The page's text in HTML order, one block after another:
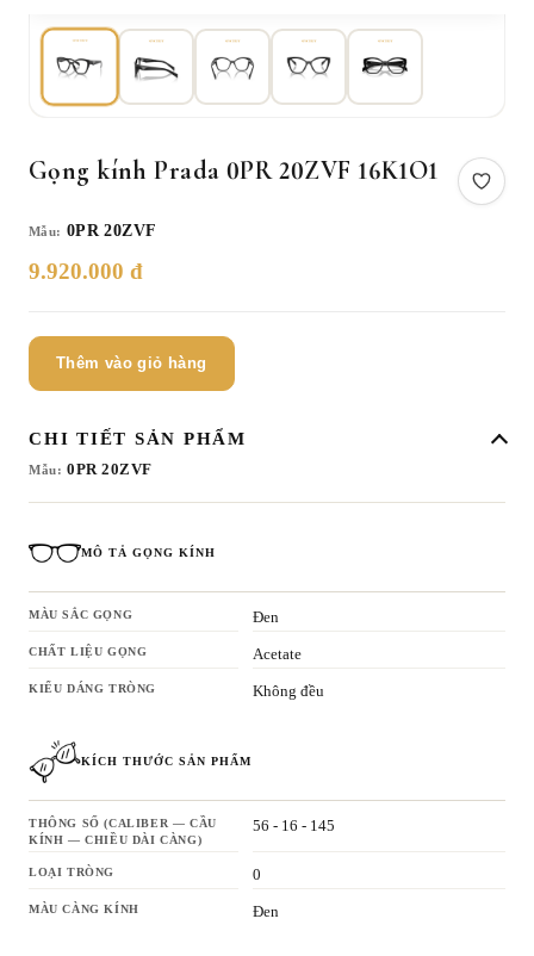
Gọng kính Prada 0PR 20ZVF 16K1O1
Mẫu: 0PR 20ZVF
9.920.000 đ
Thêm vào giỏ hàng
CHI TIẾT SẢN PHẨM
Mẫu: 0PR 20ZVF
MÔ TẢ GỌNG KÍNH
MÀU SẮC GỌNG Đen
CHẤT LIỆU GỌNG Acetate
KIỂU DÁNG TRÒNG Không đều
KÍCH THƯỚC SẢN PHẨM
THÔNG SỐ (CALIBER — CẦU
KÍNH — CHIỀU DÀI CÀNG)
56 - 16 - 145
LOẠI TRÒNG 0
MÀU CÀNG KÍNH Đen